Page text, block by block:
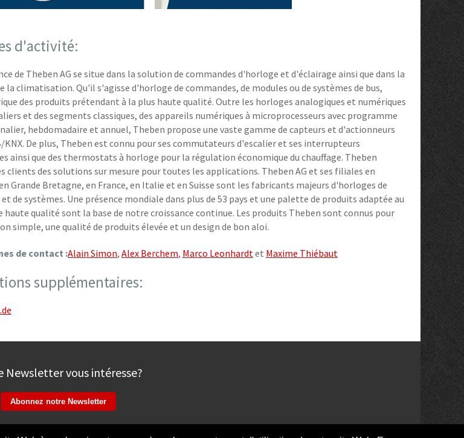
d'activité:
de Theben AG se situe dans la solution de commandes d'horloge et d'éclairage ainsi que dans la
la climatisation. Qu'il s'agisse d'horloge de commandes, de modules ou de systèmes de bus,
des produits prétendant à la plus haute qualité. Outre les horloges analogiques et numériques
et des segments classiques, des appareils numériques à microprocesseurs avec programme
hebdomadaire et annuel, Theben propose une vaste gamme de capteurs et d'actionneurs
KNX. De plus, Theben est connu pour ses commutateurs d'escalier et ses interrupteurs
ainsi que des thermostats à horloge pour la régulation économique du chauffage. Theben
clients des solutions sur mesure pour toutes les applications. Theben AG et ses filiales en
Grande Bretagne, en France, en Italie et en Suisse sont les fabricants majeurs d'horloges de
de systèmes. Une présence mondiale dans plus de 53 pays et une palette de produits adaptée au
haute qualité sont la base de notre croissance continue. Les produits Theben sont connus pour
simple, une qualité de produits élevée et un design de bon aloi.
de contact :Alain Simon, Alex Berchem, Marco Leonhardtet Maxime Thiébaut
supplémentaires:
Newsletter vous intéresse?